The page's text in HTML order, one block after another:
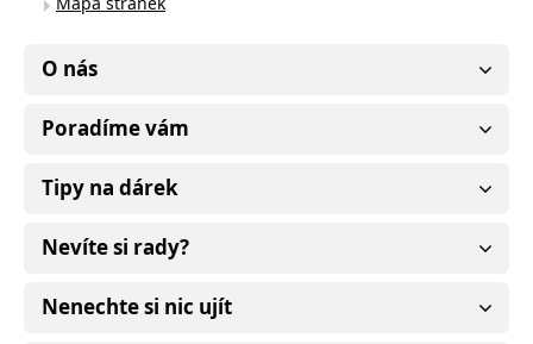
O nás
Poradíme vám
Tipy na dárek
Nevíte si rady?
Nenechte si nic ujít